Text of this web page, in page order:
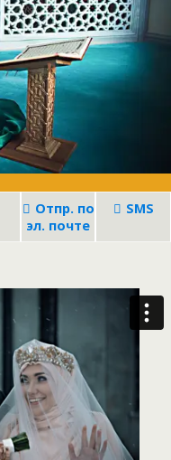
Отпр. по
эл. почте
SMS